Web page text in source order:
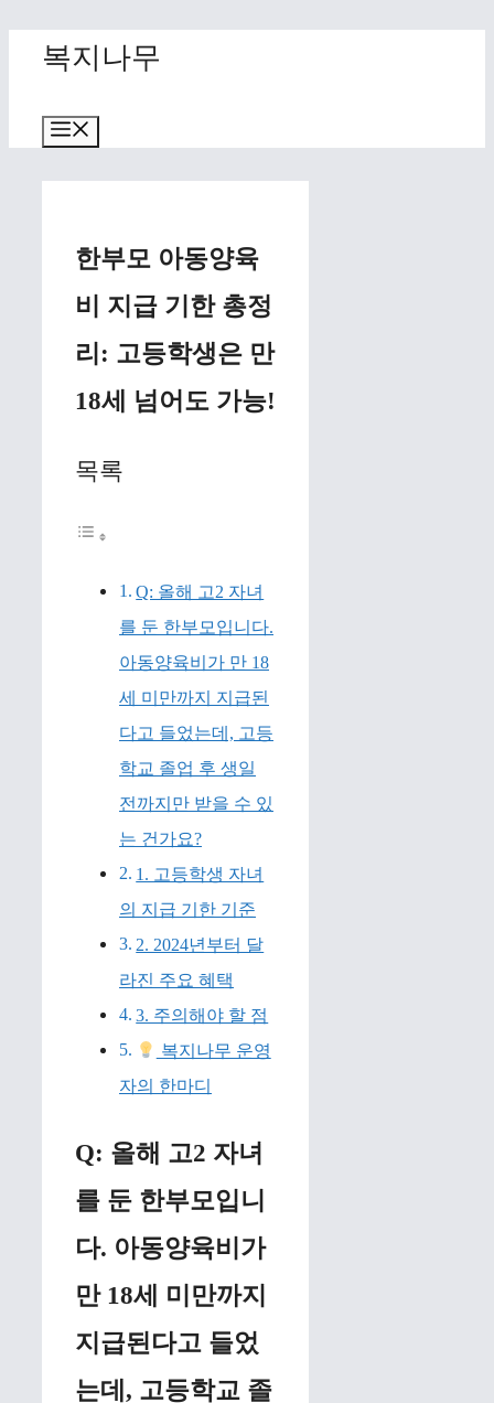
content
복지나무
한부모 아동양육
비 지급 기한 총정
리: 고등학생은 만
18세 넘어도 가능!
목록
Q: 올해 고2 자녀
를 둔 한부모입니다.
아동양육비가 만 18
세 미만까지 지급된
다고 들었는데, 고등
학교 졸업 후 생일
전까지만 받을 수 있
는 건가요?
1. 고등학생 자녀
의 지급 기한 기준
2. 2024년부터 달
라진 주요 혜택
3. 주의해야 할 점
복지나무 운영
자의 한마디
Q: 올해 고2 자녀
를 둔 한부모입니
다. 아동양육비가
만 18세 미만까지
지급된다고 들었
는데, 고등학교 졸